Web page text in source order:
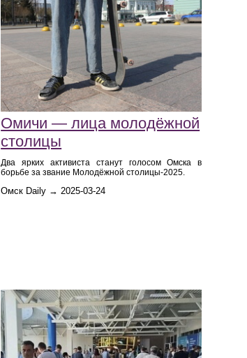
Омичи — лица молодёжной
столицы
Два ярких активиста станут голосом Омска в
борьбе за звание Молодёжной столицы-2025.
Омск Daily → 2025-03-24